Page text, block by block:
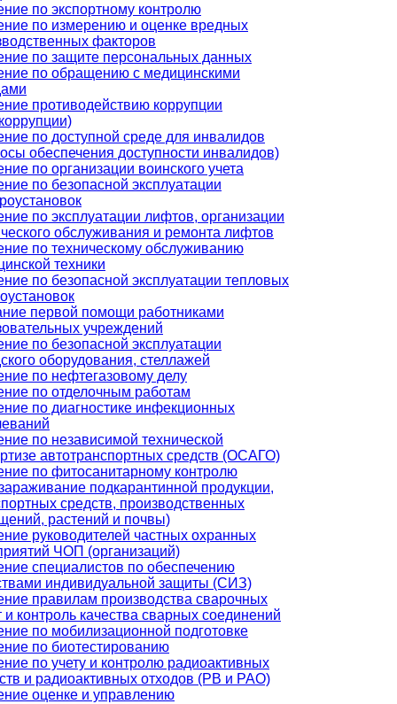
по экспортному контролю
по измерению и оценке вредных
факторов
по защите персональных данных
по обращению с медицинскими
противодействию коррупции
по доступной среде для инвалидов
обеспечения доступности инвалидов)
по организации воинского учета
по безопасной эксплуатации
по эксплуатации лифтов, организации
обслуживания и ремонта лифтов
по техническому обслуживанию
техники
по безопасной эксплуатации тепловых
первой помощи работниками
учреждений
по безопасной эксплуатации
оборудования, стеллажей
по нефтегазовому делу
по отделочным работам
по диагностике инфекционных
по независимой технической
автотранспортных средств (ОСАГО)
по фитосанитарному контролю
подкарантинной продукции,
средств, производственных
растений и почвы)
руководителей частных охранных
ЧОП (организаций)
специалистов по обеспечению
индивидуальной защиты (СИЗ)
правилам производства сварочных
и контроль качества сварных соединений
по мобилизационной подготовке
по биотестированию
по учету и контролю радиоактивных
и радиоактивных отходов (РВ и РАО)
оценке и управлению